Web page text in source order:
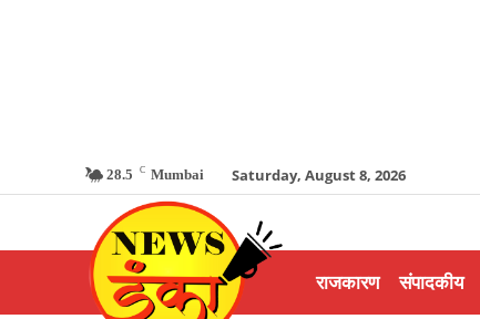
28.5 C Mumbai Saturday, August 8, 2026
राजकारण संपादकीय